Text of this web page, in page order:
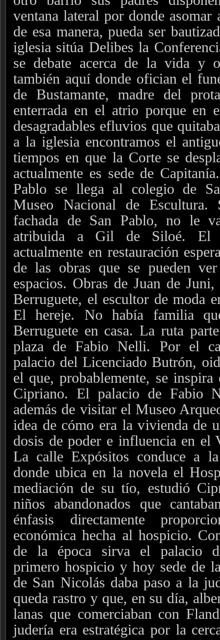
ventana lateral por donde
de esa manera, pueda ser
iglesia sitúa Delibes la
se debate acerca de la vida y
también aquí donde ofician el
de Bustamante, madre del
enterrada en el atrio porque en
desagradables efluvios que
a la iglesia encontramos el
tiempos en que la Corte se
actualmente es sede de
Pablo se llega al colegio de
Museo Nacional de Escultura.
fachada de San Pablo, no le
atribuida a Gil de Siloé. El
actualmente en restauración
de las obras que se pueden
espacios. Obras de Juan de
Berruguete, el escultor de moda
El hereje. No había familia
Berruguete en casa. La ruta
plaza de Fabio Nelli. Por el
palacio del Licenciado Butrón,
el que, probablemente, se
Cipriano. El palacio de Fabio
además de visitar el Museo
idea de cómo era la vivienda de
dosis de poder e influencia en el
La calle Expósitos conduce a
donde ubica en la novela el
mediación de su tío, estudió
niños abandonados que
énfasis directamente
económica hecha al hospicio.
de la época sirva el palacio
primero hospicio y hoy sede de
de San Nicolás daba paso a la
queda rastro y que, en su día,
lanas que comerciaban con
judería era estratégica por la